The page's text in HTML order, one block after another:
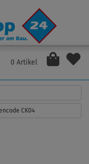
0 Artikel
CK04